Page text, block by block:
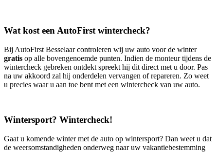
Wat kost een AutoFirst wintercheck?
Bij AutoFirst Besselaar controleren wij uw auto voor de winter
gratis op alle bovengenoemde punten. Indien de monteur tijdens de
wintercheck gebreken ontdekt spreekt hij dit direct met u door. Pas
na uw akkoord zal hij onderdelen vervangen of repareren. Zo weet
u precies waar u aan toe bent met een wintercheck van uw auto.
Wintersport? Wintercheck!
Gaat u komende winter met de auto op wintersport? Dan weet u dat
de weersomstandigheden onderweg naar uw vakantiebestemming